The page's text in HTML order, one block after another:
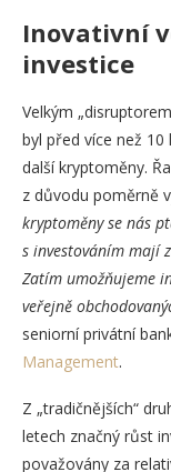
Inovativní
investice
Velkým
byl před více než
další kryptoměny.
z důvodu poměrně
kryptoměny se nás
s investováním mají
Zatím umožňujeme
veřejně
seniorní privátní
Management.
Z „tradičnějších“
letech značný růst
považovány za